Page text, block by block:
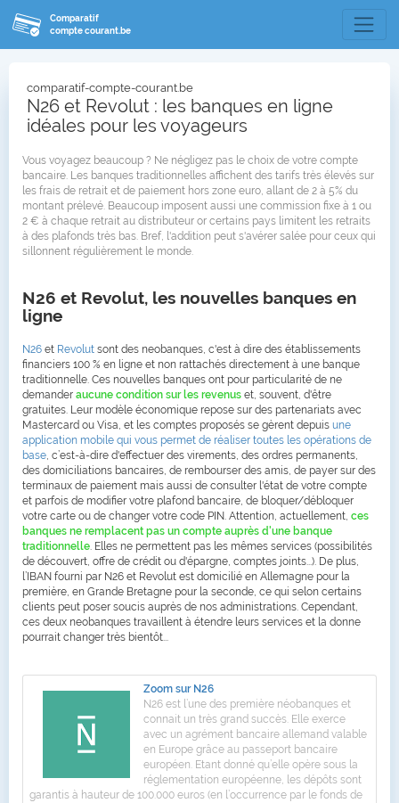
Comparatif
compte courant.be
comparatif-compte-courant.be
N26 et Revolut : les banques en ligne
idéales pour les voyageurs
Vous voyagez beaucoup ? Ne négligez pas le choix de votre compte
bancaire. Les banques traditionnelles affichent des tarifs très élevés sur
les frais de retrait et de paiement hors zone euro, allant de 2 à 5% du
montant prélevé. Beaucoup imposent aussi une commission fixe à 1 ou
2 € à chaque retrait au distributeur or certains pays limitent les retraits
à des plafonds très bas. Bref, l'addition peut s'avérer salée pour ceux qui
sillonnent régulièrement le monde.
N26 et Revolut, les nouvelles banques en
ligne
N26 et Revolut sont des neobanques, c'est à dire des établissements
financiers 100 % en ligne et non rattachés directement à une banque
traditionnelle. Ces nouvelles banques ont pour particularité de ne
demander aucune condition sur les revenus et, souvent, d'être
gratuites. Leur modèle économique repose sur des partenariats avec
Mastercard ou Visa, et les comptes proposés se gèrent depuis une
application mobile qui vous permet de réaliser toutes les opérations de
base, c’est-à-dire d'effectuer des virements, des ordres permanents,
des domiciliations bancaires, de rembourser des amis, de payer sur des
terminaux de paiement mais aussi de consulter l'état de votre compte
et parfois de modifier votre plafond bancaire, de bloquer/débloquer
votre carte ou de changer votre code PIN. Attention, actuellement, ces
banques ne remplacent pas un compte auprès d'une banque
traditionnelle. Elles ne permettent pas les mêmes services (possibilités
de découvert, offre de crédit ou d'épargne, comptes joints...). De plus,
l’IBAN fourni par N26 et Revolut est domicilié en Allemagne pour la
première, en Grande Bretagne pour la seconde, ce qui selon certains
clients peut poser soucis auprès de nos administrations. Cependant,
ces deux neobanques travaillent à étendre leurs services et la donne
pourrait changer très bientôt...
Zoom sur N26
N26 est l’une des première néobanques et
connait un très grand succès. Elle exerce
avec un agrément bancaire allemand valable
en Europe grâce au passeport bancaire
européen. Etant donné qu’elle opère sous la
réglementation européenne, les dépôts sont
garantis à hauteur de 100.000 euros (en l’occurrence par le fonds de